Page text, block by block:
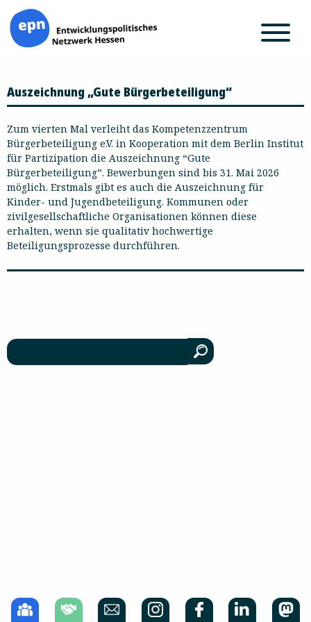
Inhalt
springen
Auszeichnung „Gute Bürgerbeteiligung“
Zum vierten Mal verleiht das Kompetenzzentrum
Bürgerbeteiligung e.V. in Kooperation mit dem Berlin Institut
für Partizipation die Auszeichnung “Gute
Bürgerbeteiligung”. Bewerbungen sind bis 31. Mai 2026
möglich. Erstmals gibt es auch die Auszeichnung für
Kinder- und Jugendbeteiligung. Kommunen oder
zivilgesellschaftliche Organisationen können diese
erhalten, wenn sie qualitativ hochwertige
Beteiligungsprozesse durchführen.